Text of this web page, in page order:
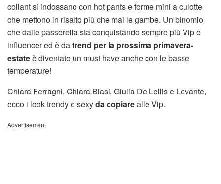
collant si indossano con hot pants e forme mini a culotte
che mettono in risalto più che mai le gambe. Un binomio
che dalle passerella sta conquistando sempre più Vip e
influencer ed è datrend per la prossima primavera-
estateè diventato un must have anche con le basse
temperature!
Chiara Ferragni, Chiara Biasi, Giulia De Lellis e Levante,
ecco i look trendy e sexyda copiarealle Vip.
Advertisement